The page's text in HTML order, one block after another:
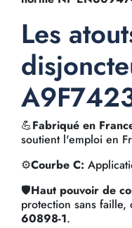
Les
💪Fabriqué en
soutient l'emploi en
⚙️Courbe C:
🛡️Haut pouvoir de
protection sans faille,
60898-1.